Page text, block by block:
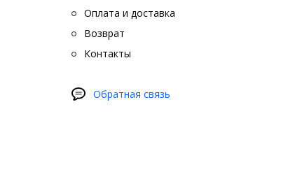
Оплата и доставка
Возврат
Контакты
Обратная связь